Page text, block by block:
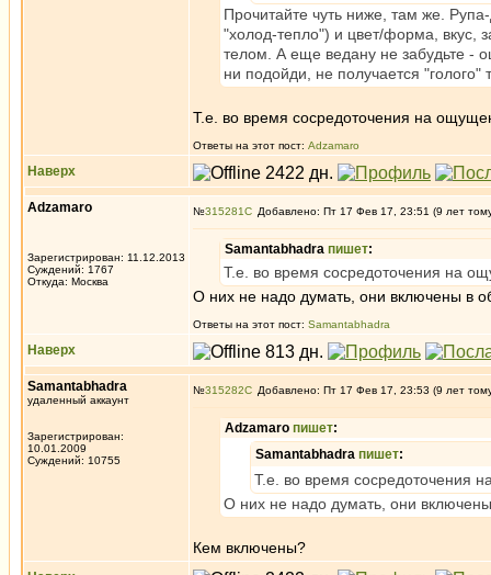
Прочитайте чуть ниже, там же.
"холод-тепло") и цвет/форма, вкус,
телом. А еще ведану не забудьте -
ни подойди, не получается "голого"
Т.е. во время сосредоточения на
Ответы на этот пост: Adzamaro
Наверх
Adzamaro
Зарегистрирован: 11.12.2013
Суждений: 1767
Откуда: Москва
№315281 Добавлено: Пт 17 Фев 17, 23:51 (9 лет
Samantabhadra пишет:
Т.е. во время сосредоточения на
О них не надо думать, они включены в
Ответы на этот пост: Samantabhadra
Наверх
Samantabhadra
удаленный аккаунт
Зарегистрирован:
10.01.2009
Суждений: 10755
№315282 Добавлено: Пт 17 Фев 17, 23:53 (9 лет
Adzamaro пишет:
Samantabhadra пишет:
Т.е. во время сосредоточения
О них не надо думать, они
Кем включены?